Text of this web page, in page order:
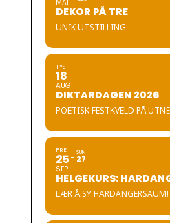
MAI
DEKOR PÅ TRE
UNIK UTSTILLING
TYS
18
AUG
DIKTARDAGEN 2026
POETISK FESTKVELD PÅ UTNE
FRE
25
SEP
SUN
27
HELGEKURS:
LÆR Å SY HARDANGERSAUM!